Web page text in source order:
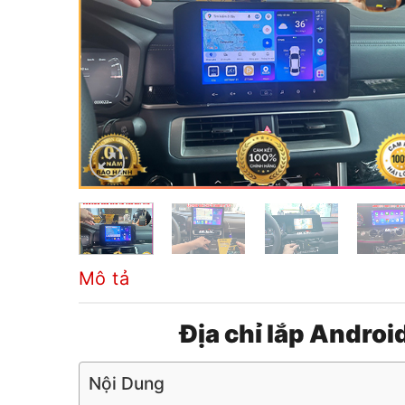
Mô tả
Địa chỉ lắp
Nội Dung